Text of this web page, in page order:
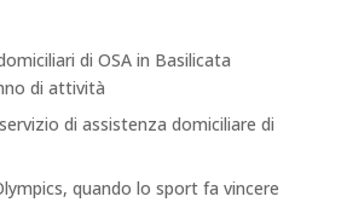
di OSA in Basilicata
di attività
di assistenza domiciliare di
quando lo sport fa vincere